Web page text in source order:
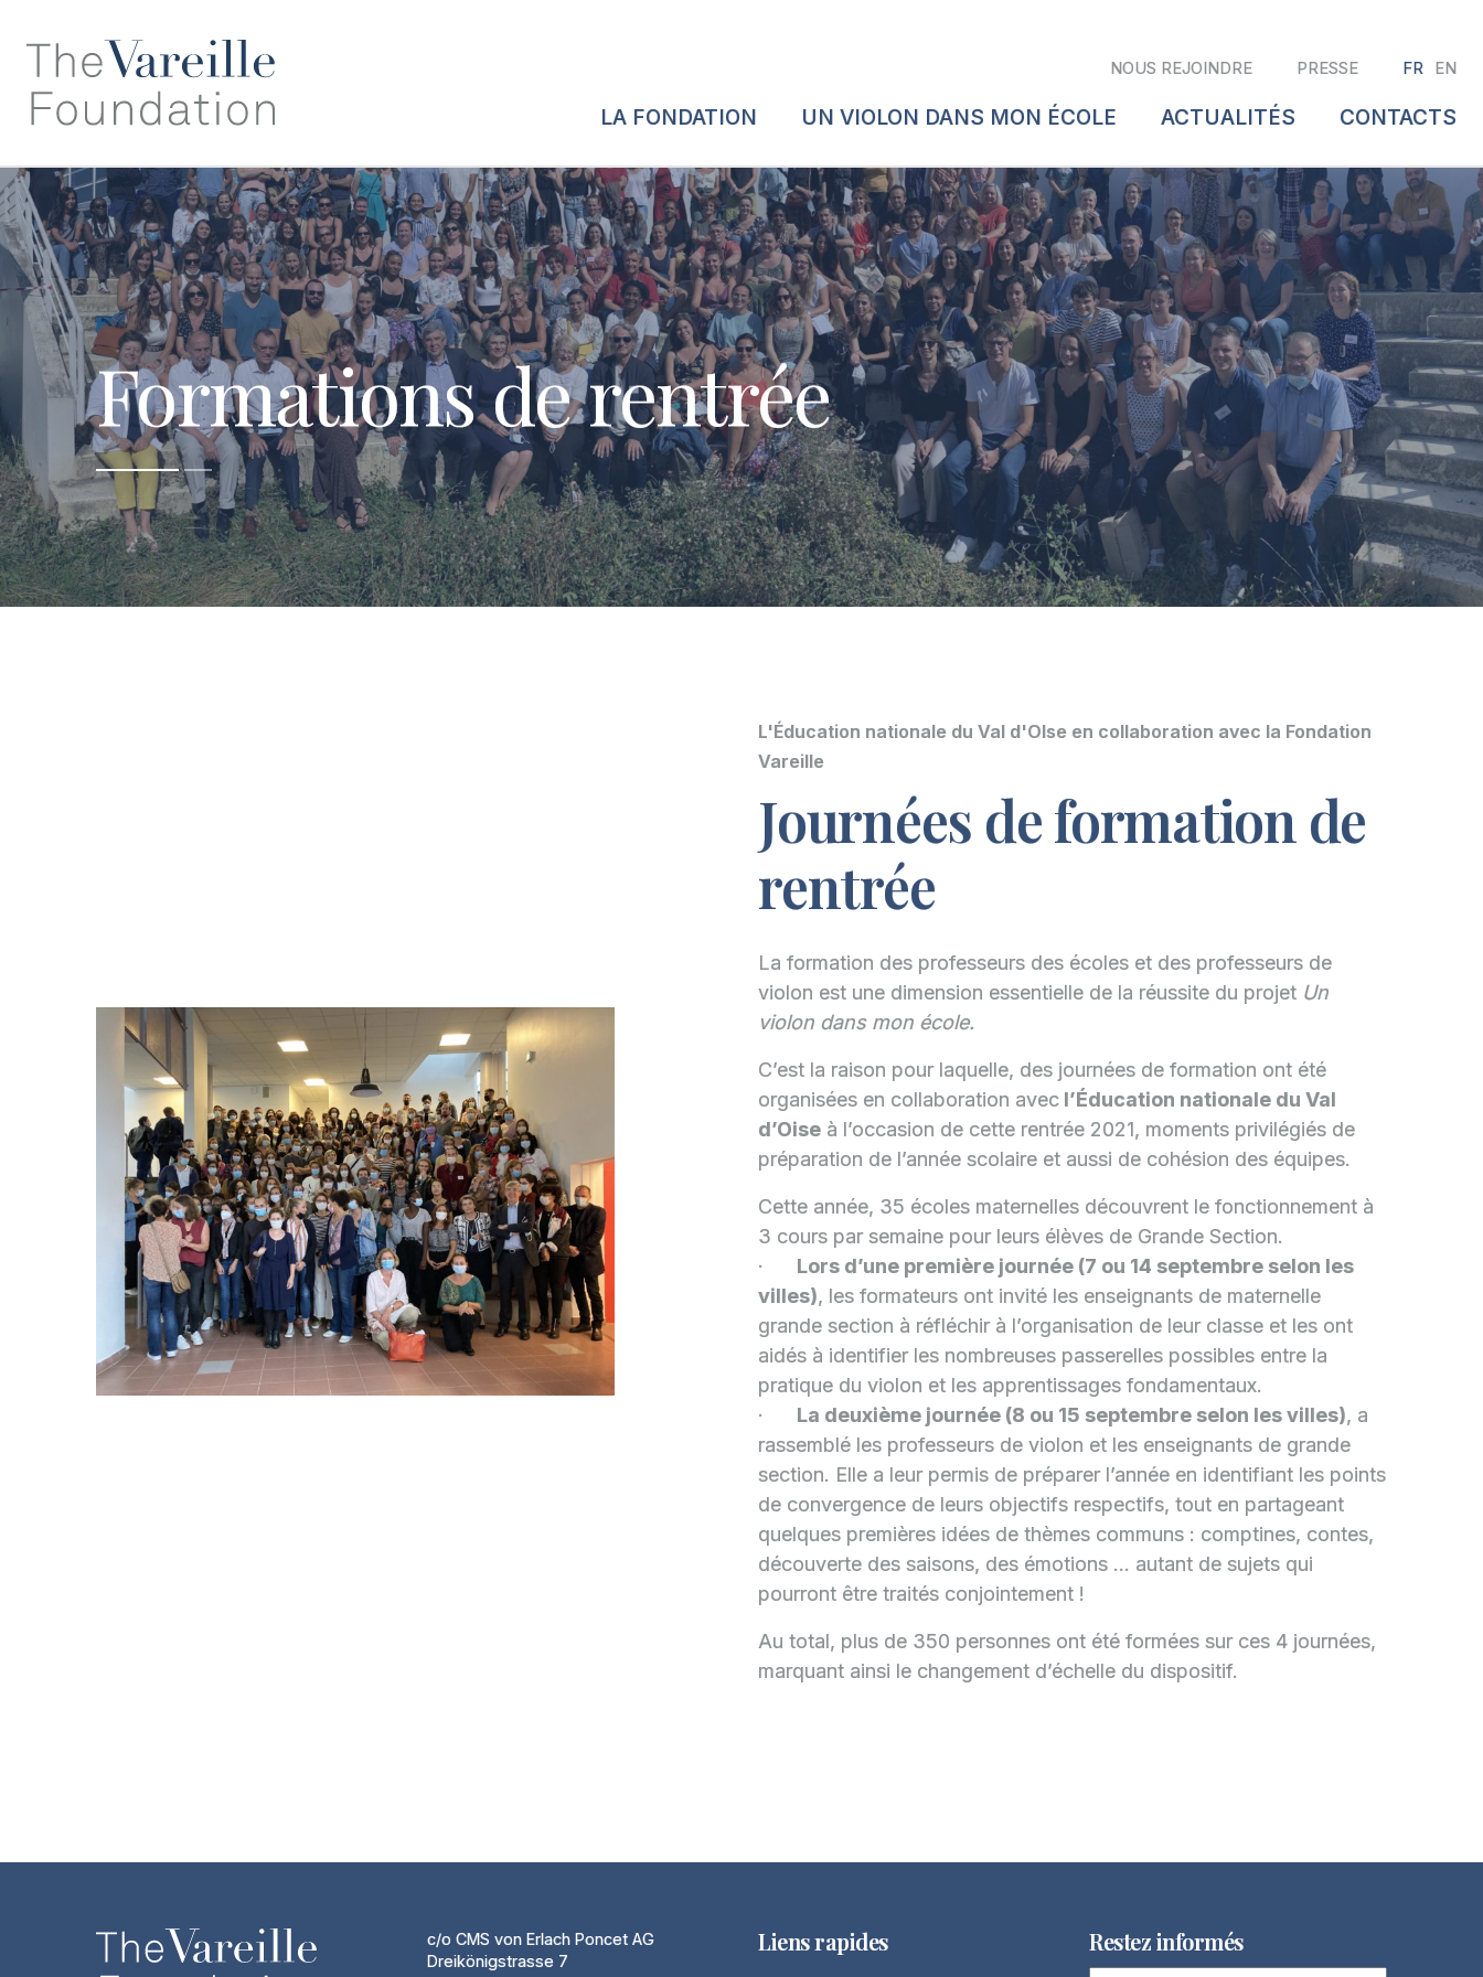
Formations de rentrée
L'Éducation nationale du Val d'OIse en collaboration avec la Fondation
Vareille
Journées de formation de
rentrée
La formation des professeurs des écoles et des professeurs de
violon est une dimension essentielle de la réussite du projet Un
violon dans mon école.
C’est la raison pour laquelle, des journées de formation ont été
organisées en collaboration avec l’Éducation nationale du Val
d’Oise à l’occasion de cette rentrée 2021, moments privilégiés de
préparation de l’année scolaire et aussi de cohésion des équipes.
Cette année, 35 écoles maternelles découvrent le fonctionnement à
3 cours par semaine pour leurs élèves de Grande Section.
· Lors d’une première journée (7 ou 14 septembre selon les
villes), les formateurs ont invité les enseignants de maternelle
grande section à réfléchir à l’organisation de leur classe et les ont
aidés à identifier les nombreuses passerelles possibles entre la
pratique du violon et les apprentissages fondamentaux.
· La deuxième journée (8 ou 15 septembre selon les villes), a
rassemblé les professeurs de violon et les enseignants de grande
section. Elle a leur permis de préparer l’année en identifiant les points
de convergence de leurs objectifs respectifs, tout en partageant
quelques premières idées de thèmes communs : comptines, contes,
découverte des saisons, des émotions … autant de sujets qui
pourront être traités conjointement !
Au total, plus de 350 personnes ont été formées sur ces 4 journées,
marquant ainsi le changement d’échelle du dispositif.
c/o CMS von Erlach Poncet AG
Dreikönigstrasse 7
Liens rapides Restez informés
NOUS REJOINDRE PRESSE FR EN
LA FONDATION UN VIOLON DANS MON ÉCOLE ACTUALITÉS CONTACTS